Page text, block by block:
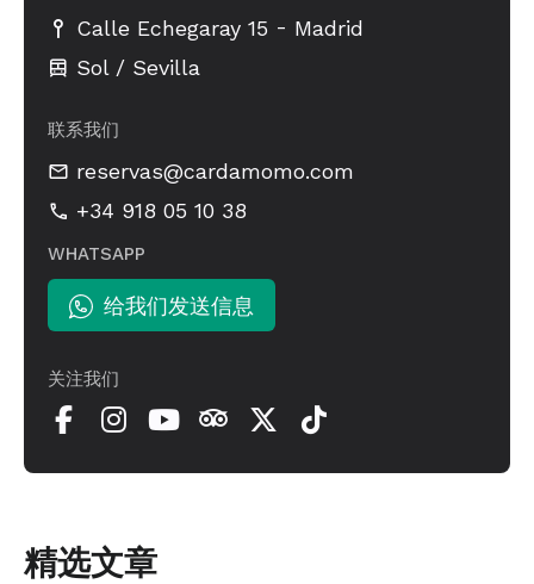
Calle Echegaray 15 - Madrid
Sol / Sevilla
联系我们
reservas@cardamomo.com
+34 918 05 10 38
WHATSAPP
给我们发送信息
关注我们
精选文章